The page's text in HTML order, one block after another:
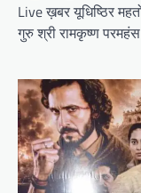
Live ख़बर यूधिष्ठिर
गुरु श्री रामकृष्ण